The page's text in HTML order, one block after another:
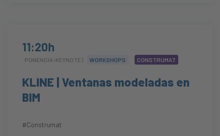
11:20h
PONENCIA-KEYNOTE | WORKSHOPS CONSTRUMAT
KLINE | Ventanas modeladas en
BIM
#Construmat